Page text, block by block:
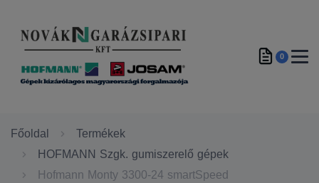
0
Főoldal
Termékek
HOFMANN Szgk. gumiszerelő gépek
Hofmann Monty 3300-24 smartSpeed